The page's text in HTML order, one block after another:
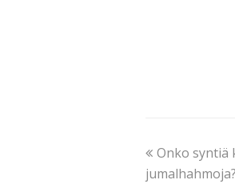
Onko syntiä
jumalhahmoja?